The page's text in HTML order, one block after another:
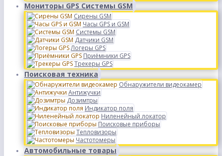
Мониторы GPS Системы GSM
Сирены GSM
Часы GPS и GSM
Системы GSM
Датчики GSM
Логеры GPS
Приёмники GPS
Трекеры GPS
Поисковая техника
Обнаружители видеокамер
Антижучки
Дозимтры
Индикатор поля
Ниленейный локатор
Поисковые приборы
Тепловизоры
Частотомеры
Автомобильные товары